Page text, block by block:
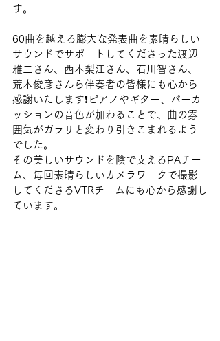
す。
60曲を越える膨大な発表曲を素晴らしい
サウンドでサポートしてくださった渡辺
雅二さん、西本梨江さん、石川智さん、
荒木俊彦さんら伴奏者の皆様にも心から
感謝いたします❗️ピアノやギター、パーカ
ッションの音色が加わることで、曲の雰
囲気がガラリと変わり引きこまれるよう
でした。
その美しいサウンドを陰で支えるPAチー
ム、毎回素晴らしいカメラワークで撮影
してくださるVTRチームにも心から感謝し
ています。